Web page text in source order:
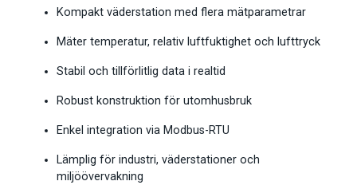
Kompakt väderstation med flera mätparametrar
Mäter temperatur, relativ luftfuktighet och lufttryck
Stabil och tillförlitlig data i realtid
Robust konstruktion för utomhusbruk
Enkel integration via Modbus-RTU
Lämplig för industri, väderstationer och
miljöövervakning